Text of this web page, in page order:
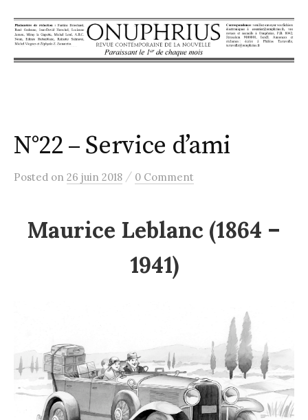
k
i
p
o
n
t
N°22 – Service d’ami
Posted on 26 juin 2018 / 0 Comment
Maurice Leblanc (1864 –
1941)